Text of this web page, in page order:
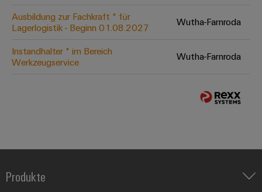
Ausbildung zur Fachkraft * für
Lagerlogistik - Beginn 01.08.2027
Wutha-Farnroda
Instandhalter * im Bereich
Werkzeugservice
Wutha-Farnroda
Produkte